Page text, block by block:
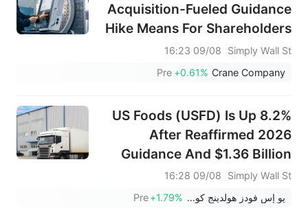
Acquisition-Fueled Guidance
Hike Means For Shareholders
Simply Wall St
09/08 16:23
Crane Company
+0.61%
Pre
US Foods (USFD) Is Up 8.2%
After Reaffirmed 2026
Guidance And $1.36 Billion
Buybacks ‑ What's Changed
Simply Wall St
09/08 16:28
يو إس فودز هولدينج كورب +1.79%
Pre